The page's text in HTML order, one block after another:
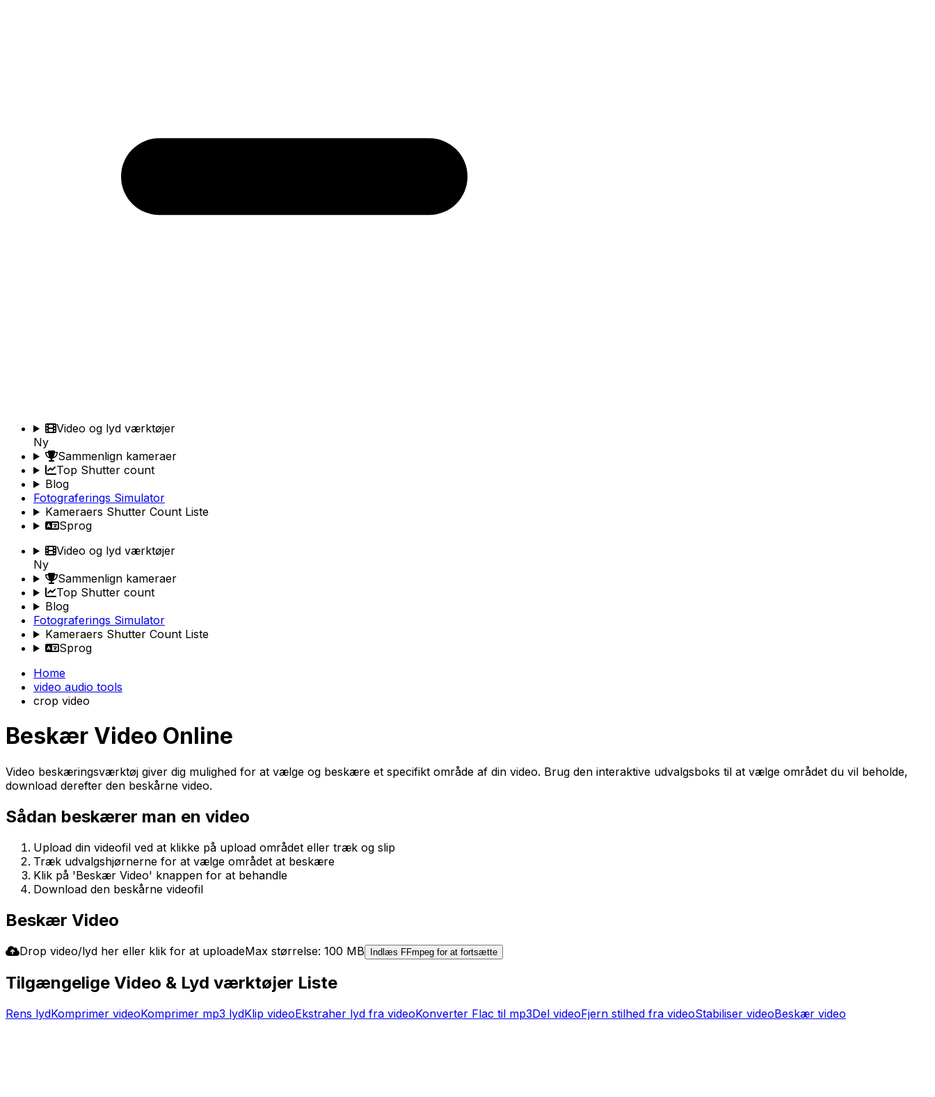
Video og lyd værktøjer
Ny
Sammenlign kameraer
Top Shutter count
Blog
Fotograferings Simulator
Kameraers Shutter Count Liste
Sprog
Video og lyd værktøjer
Ny
Sammenlign kameraer
Top Shutter count
Blog
Fotograferings Simulator
Kameraers Shutter Count Liste
Sprog
Home
video audio tools
crop video
Beskær Video Online
Video beskæringsværktøj giver dig mulighed for at vælge og beskære et specifikt område af din video. Brug den interaktive udvalgsboks til at vælge området du vil beholde,
download derefter den beskårne video.
Sådan beskærer man en video
Upload din videofil ved at klikke på upload området eller træk og slip
Træk udvalgshjørnerne for at vælge området at beskære
Klik på 'Beskær Video' knappen for at behandle
Download den beskårne videofil
Beskær Video
Drop video/lyd her eller klik for at uploadeMax størrelse: 100 MB Indlæs FFmpeg for at fortsætte
Tilgængelige Video & Lyd værktøjer Liste
Rens lydKomprimer videoKomprimer mp3 lydKlip videoEkstraher lyd fra videoKonverter Flac til mp3Del videoFjern stilhed fra videoStabiliser videoBeskær video